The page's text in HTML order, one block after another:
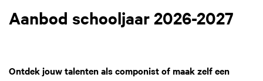
Aanbod schooljaar 2026-2027
Ontdek jouw talenten als componist of maak zelf een